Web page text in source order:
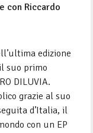
con Riccardo
edizione
suo primo
DILUVIA.
grazie al suo
d’Italia, il
con un EP